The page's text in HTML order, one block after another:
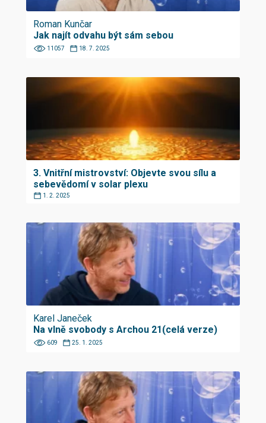
Roman Kunčar
Jak najít odvahu být sám sebou
11057 18. 7. 2025
3. Vnitřní mistrovství: Objevte svou sílu a
sebevědomí v solar plexu
1. 2. 2025
Karel Janeček
Na vlně svobody s Archou 21(celá verze)
609 25. 1. 2025